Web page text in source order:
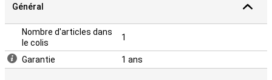
Général
Nombre d'articles dans
le colis
1
Garantie 1 ans